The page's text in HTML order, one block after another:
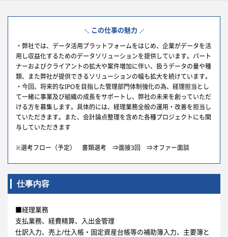
この仕事の魅力
・弊社では、データ活用プラットフォームをはじめ、企業がデータを活
用し収益化するためのデータソリューションを提供しています。パート
ナーおよびクライアントの拡大や案件増加に伴い、扱うデータの量や種
類、また弊社が提供できるソリューションの幅も拡大を続けています。
・今回、将来的なIPOを目指した管理部門体制強化の為、経理担当とし
て一緒に事業及び組織の成長をサポートし、弊社の未来を創っていただ
ける方を募集します。具体的には、経理業務全般の運用・改善を担当し
ていただきます。また、会計論点整理を含めた各種プロジェクトにも関
与していただきます
※選考フロー（予定） 書類選考 ⇒面接3回 ⇒オファー面談
仕事内容
■経理業務
支払業務、経費精算、入出金管理
仕訳入力、売上/仕入帳・固定資産台帳等の補助簿入力、主要簿と